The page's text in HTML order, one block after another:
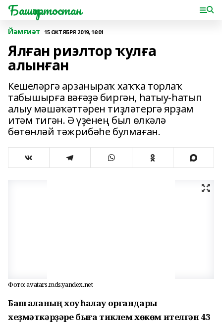
Башҡортостан
Йәмғиәт 15 ОКТЯБРЯ 2019, 16:01
Ялған риэлтор ҡулға
алынған
Кешеләргә арзаныраҡ хаҡҡа торлаҡ
табышырға вәғәҙә биргән, һатыу-һатып
алыу мәшәҡәттәрен тиҙләтергә ярҙам
итәм тигән. Ә үҙенең был өлкәлә
бөтөнләй тәжрибәһе булмаған.
Фото: avatars.mds.yandex.net
Баш ҡаланың хоҡуҡ һаҡлау органдары
хеҙмәткәрҙәре быға тиклем хөкөм ителгән 43